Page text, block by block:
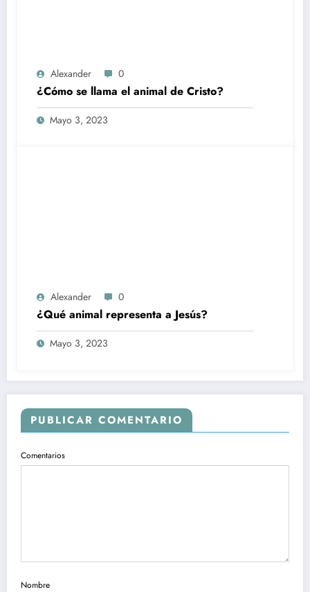
Alexander 0
¿Cómo se llama el animal de Cristo?
Mayo 3, 2023
Alexander 0
¿Qué animal representa a Jesús?
Mayo 3, 2023
PUBLICAR COMENTARIO
Comentarios
Nombre